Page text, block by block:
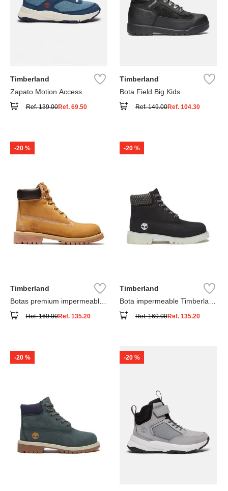
Timberland
Zapato Motion Access
Ref.139.00Ref. 69.50
Timberland
Bota Field Big Kids
Ref.149.00Ref. 104.30
-20 %
Timberland
Botas premium impermeables
Ref.169.00Ref. 135.20
-20 %
Timberland
Bota impermeable Timberland
Ref.169.00Ref. 135.20
-20 % -20 %